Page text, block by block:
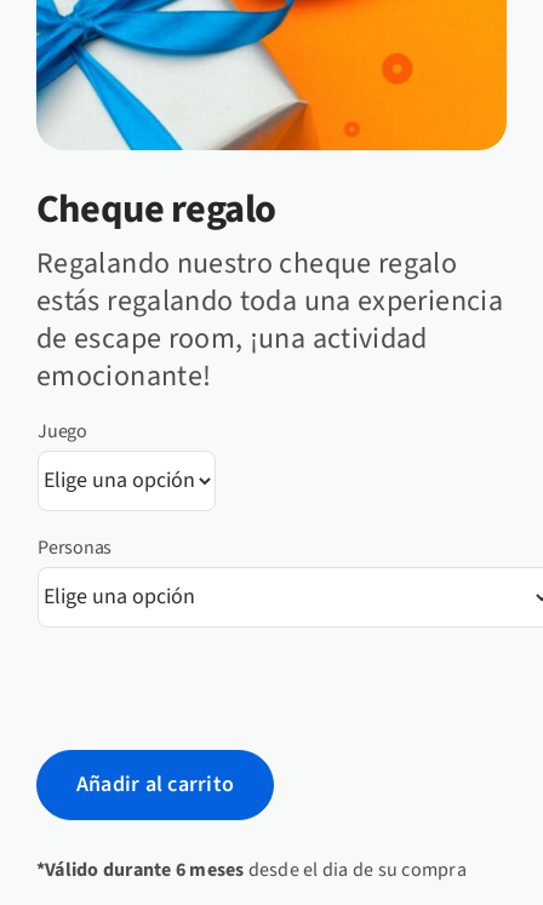
Cheque regalo
Regalando nuestro cheque regalo
estás regalando toda una experiencia
de escape room, ¡una actividad
emocionante!
Juego
Personas
Añadir al carrito
*Válido durante 6 mesesdesde el dia de su compra